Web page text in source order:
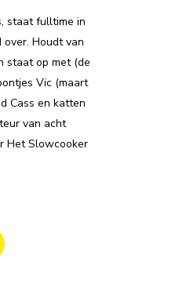
staat fulltime in
Houdt van
staat op met (de
Vic (maart
Cass en katten
van acht
Het Slowcooker